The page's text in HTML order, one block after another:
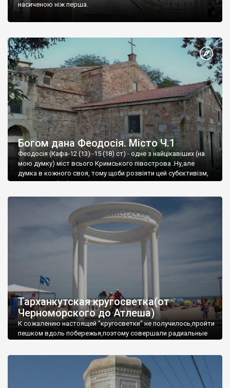
насиченою ніж перша.
Богом дана Феодосія. Місто Ч.1
Феодосія (Кафа-12 (13) -15 (18) ст) - одне з найцікавіших (на
мою думку) міст всього Кримського півострова .Ну,але
думка в кожного своя, тому щоби розвіяти цей субєктивізм,
запрошую відвідати це
Тарханкутская кругосветка(от
Черноморского до Атлеша)
К сожалению настоящей "кругосветки" не получилось,пройти
пешком вдоль побережья,поэтому совершали радиальные